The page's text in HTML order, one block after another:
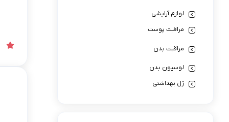
لوازم آرایشی
مراقبت پوست
مراقبت بدن
لوسیون بدن
ژل بهداشتی